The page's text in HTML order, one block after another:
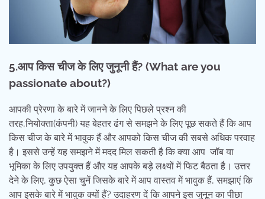
5.आप किस चीज के लिए जुनूनी हैं? (What are you
passionate about?)
आपकी प्रेरणा के बारे में जानने के लिए पिछले प्रश्न की
तरह,नियोक्ता(कंपनी) यह बेहतर ढंग से समझने के लिए पूछ सकते हैं कि आप
किस चीज के बारे में भावुक हैं और आपको किस चीज की सबसे अधिक परवाह
है। इससे उन्हें यह समझने में मदद मिल सकती है कि क्या आप जॉब या
भूमिका के लिए उपयुक्त हैं और यह आपके बड़े लक्ष्यों में फिट बैठता है। उत्तर
देने के लिए, कुछ ऐसा चुनें जिसके बारे में आप वास्तव में भावुक हैं, समझाएं कि
आप इसके बारे में भावुक क्यों हैं? उदाहरण दें कि आपने इस जुनून का पीछा